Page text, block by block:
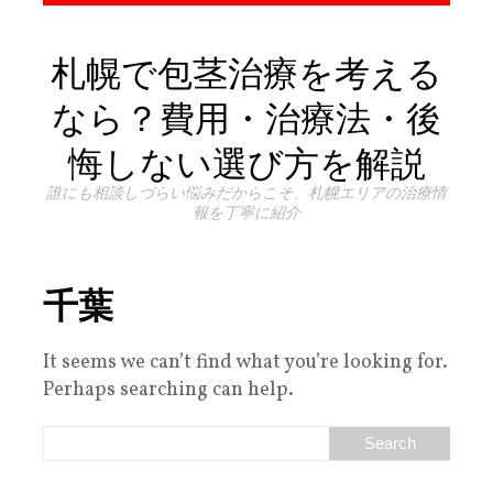
札幌で包茎治療を考える
なら？費用・治療法・後
悔しない選び方を解説
誰にも相談しづらい悩みだからこそ、札幌エリアの治療情
報を丁寧に紹介
千葉
It seems we can’t find what you’re looking for.
Perhaps searching can help.